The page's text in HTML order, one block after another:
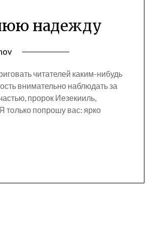
надежду
читателей каким-нибудь
внимательно наблюдать за
пророк Иезекииль,
только попрошу вас: ярко